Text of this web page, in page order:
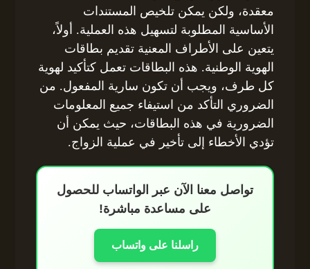
معقدة، ولكن يمكن تلخيص المستندات
الأساسية المطلوبة لتسهيل هذه العملية. أولاً،
يتعين على الأطراف المعنية تقديم بطاقات
الهوية الوطنية. هذه البطاقات تعمل كتأكيد لهوية
كل طرف، ويجب أن تكون سارية المفعول. من
الضروري التأكد من استيفاء جميع المعلومات
الضرورية في هذه البطاقات، حيث يمكن أن
تؤدي الأخطاء إلى تأخير في عملية الزواج.
تواصل معنا الآن عبر الواتساب للحصول
على مساعدة مباشرة!
راسلنا على واتساب